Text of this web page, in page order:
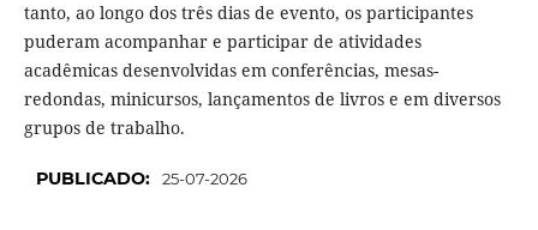
tanto, ao longo dos três dias de evento, os participantes
puderam acompanhar e participar de atividades
acadêmicas desenvolvidas em conferências, mesas-
redondas, minicursos, lançamentos de livros e em diversos
grupos de trabalho.
PUBLICADO: 25-07-2026